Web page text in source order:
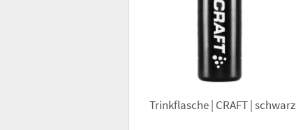
Trinkflasche | CRAFT | schwarz